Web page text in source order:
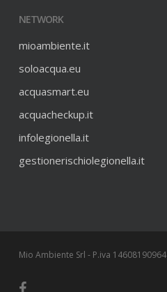
NETWORK
mioambiente.it
soloacqua.eu
acquasmart.eu
acquacheckup.it
infolegionella.it
gestionerischiolegionella.it
Mio Ambiente Srl - P.iva 14608190964
facebook